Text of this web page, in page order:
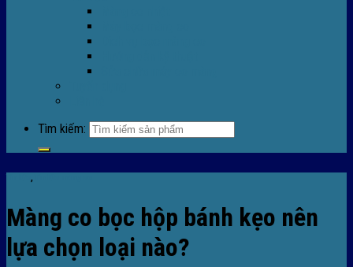
Tìm kiếm:
,
Màng co bọc hộp bánh kẹo nên
lựa chọn loại nào?